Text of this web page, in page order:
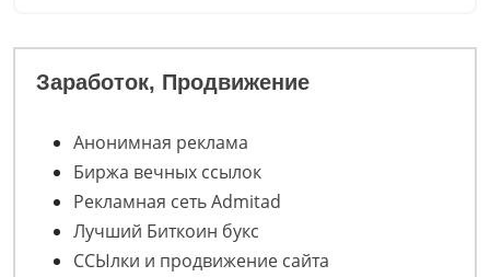
Заработок, Продвижение
Анонимная реклама
Биржа вечных ссылок
Рекламная сеть Admitad
Лучший Биткоин букс
ССЫлки и продвижение сайта